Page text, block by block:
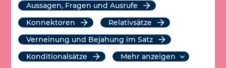
Aussagen, Fragen und Ausrufe
Konnektoren
Relativsätze
Verneinung und Bejahung im Satz
Konditionalsätze
mehr anzeigen